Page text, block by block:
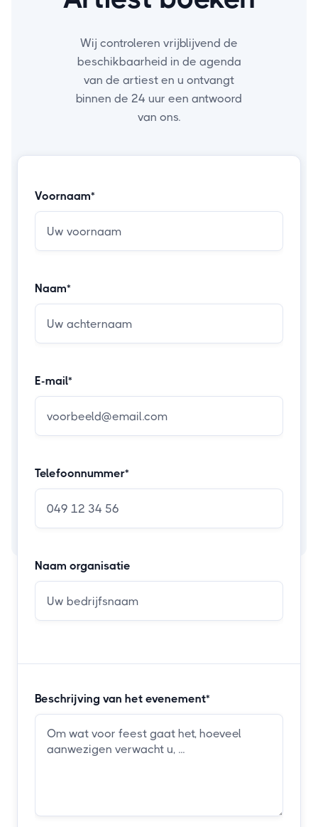
Wij controleren vrijblijvend de
beschikbaarheid in de agenda
van de artiest en u ontvangt
binnen de 24 uur een antwoord
van ons.
Voornaam*
Naam*
E-mail*
Telefoonnummer*
Naam organisatie
Beschrijving van het evenement*